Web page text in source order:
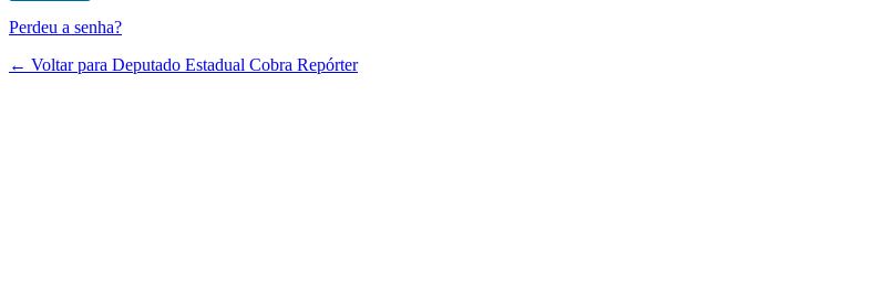
Perdeu a senha?
← Voltar para Deputado Estadual Cobra Repórter